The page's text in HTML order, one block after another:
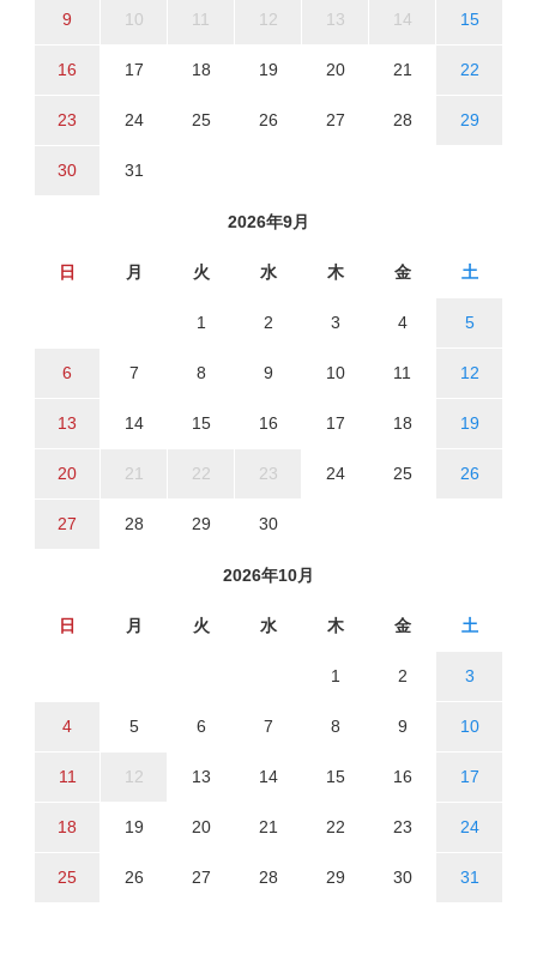
9 10 11 12 13 14 15
16 17 18 19 20 21 22
23 24 25 26 27 28 29
30 31
2026年9月
日 月 火 水 木 金 土
1 2 3 4 5
6 7 8 9 10 11 12
13 14 15 16 17 18 19
20 21 22 23 24 25 26
27 28 29 30
2026年10月
日 月 火 水 木 金 土
1 2 3
4 5 6 7 8 9 10
11 12 13 14 15 16 17
18 19 20 21 22 23 24
25 26 27 28 29 30 31